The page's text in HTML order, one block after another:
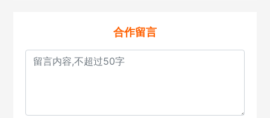
合作留言